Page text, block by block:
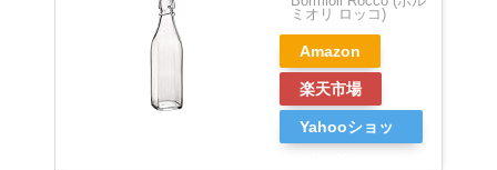
ミオリ ロッコ)
Amazon
楽天市場
Yahooショッ